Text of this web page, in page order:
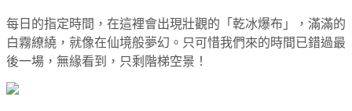
每日的指定時間，在這裡會出現壯觀的「乾冰爆布」，滿滿的
白霧繚繞，就像在仙境般夢幻。只可惜我們來的時間已錯過最
後一場，無緣看到，只剩階梯空景！